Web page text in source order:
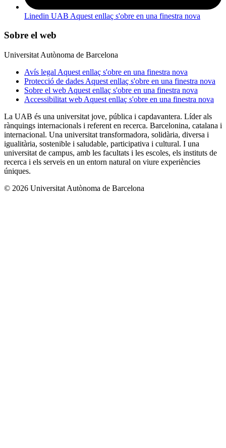
Linedin UAB Aquest enllaç s'obre en una finestra nova
Sobre el web
Universitat Autònoma de Barcelona
Avís legal Aquest enllaç s'obre en una finestra nova
Protecció de dades Aquest enllaç s'obre en una finestra nova
Sobre el web Aquest enllaç s'obre en una finestra nova
Accessibilitat web Aquest enllaç s'obre en una finestra nova
La UAB és una universitat jove, pública i capdavantera. Líder als
rànquings internacionals i referent en recerca. Barcelonina, catalana i
internacional. Una universitat transformadora, solidària, diversa i
igualitària, sostenible i saludable, participativa i cultural. I una
universitat de campus, amb les facultats i les escoles, els instituts de
recerca i els serveis en un entorn natural on viure experiències
úniques.
© 2026 Universitat Autònoma de Barcelona